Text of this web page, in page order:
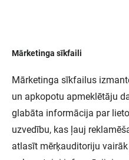
SMART WIFI
Mārketinga sīkfaili
Mārketinga sīkfailus
un apkopotu apmeklētāju
glabāta informācija par
uzvedību, kas ļauj
atlasīt mērķauditoriju